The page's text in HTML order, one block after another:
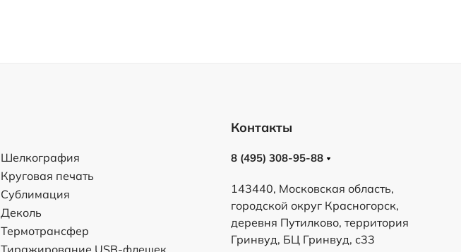
Шелкография
Круговая печать
Сублимация
Деколь
Термотрансфер
Тиражирование USB-флешек
Контакты
8 (495) 308-95-88
143440, Московская область,
городской округ Красногорск,
деревня Путилково, территория
Гринвуд, БЦ Гринвуд, с33